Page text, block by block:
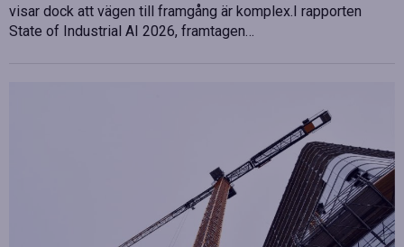
visar dock att vägen till framgång är komplex.I rapporten
State of Industrial AI 2026, framtagen…